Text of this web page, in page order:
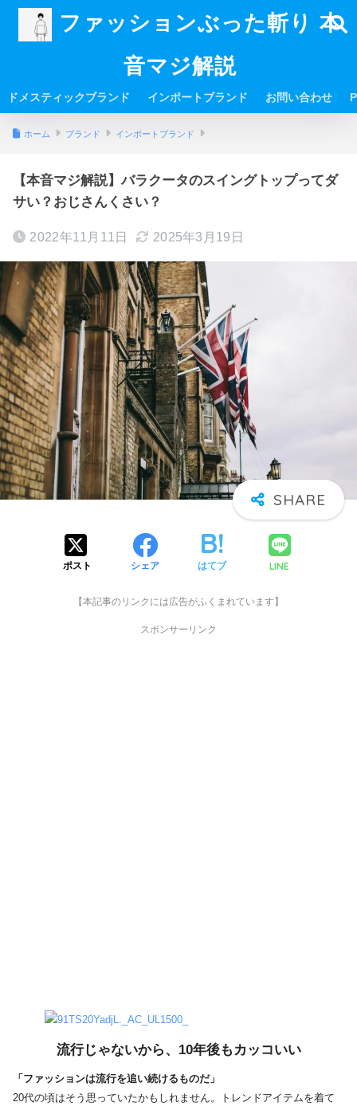
ファッションぶった斬り 本
音マジ解説
ドメスティックブランド インポートブランド お問い合わせ
ホーム ブランド インポートブランド
【本音マジ解説】バラクータのスイングトップってダ
サい？おじさんくさい？
2022年11月11日 2025年3月19日
ポスト シェア はてブ LINE
【本記事のリンクには広告がふくまれています】
スポンサーリンク
流行じゃないから、10年後もカッコいい
「ファッションは流行を追い続けるものだ」
20代の頃はそう思っていたかもしれません。トレンドアイテムを着て